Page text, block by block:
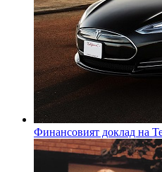
Финансовият доклад на